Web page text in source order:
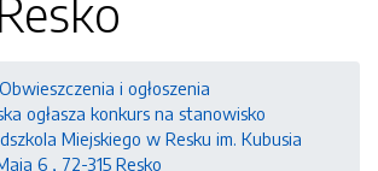
Obwieszczenia i ogłoszenia
ogłasza konkurs na stanowisko
Miejskiego w Resku im. Kubusia
6 , 72-315 Resko